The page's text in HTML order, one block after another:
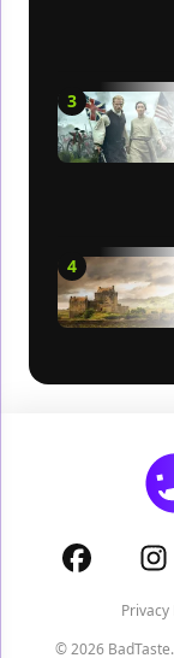
3
4
Privacy
© 2026